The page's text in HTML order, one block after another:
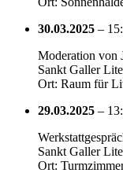
30.03.2025 –
Moderation von
Sankt Galler
Ort: Raum für
29.03.2025 –
Sankt Galler
Ort: